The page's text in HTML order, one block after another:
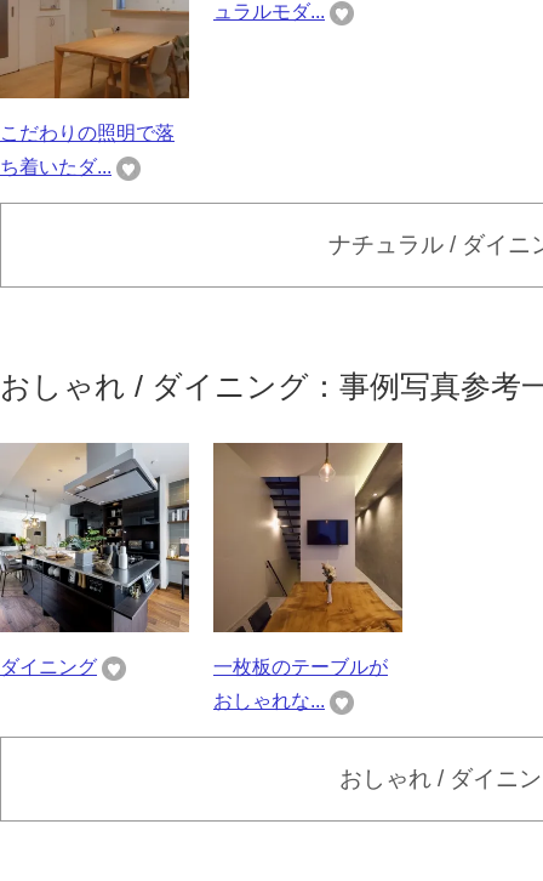
こだわりの照明で落
ち着いたダ...
ュラルモダ...
ナチュラル / ダイニ
おしゃれ / ダイニング：事例写真参考
ダイニング
一枚板のテーブルが
おしゃれな...
おしゃれ / ダイニ